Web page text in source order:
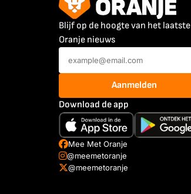
Blijf op de hoogte van het laatste
Oranje nieuws
Aanmelden
Download de app
Mee Met Oranje
@meemetoranje
@meemetoranje